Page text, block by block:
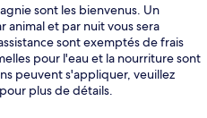
sont les bienvenus. Un
animal et par nuit vous sera
sont exemptés de frais
pour l'eau et la nourriture sont
peuvent s'appliquer, veuillez
plus de détails.